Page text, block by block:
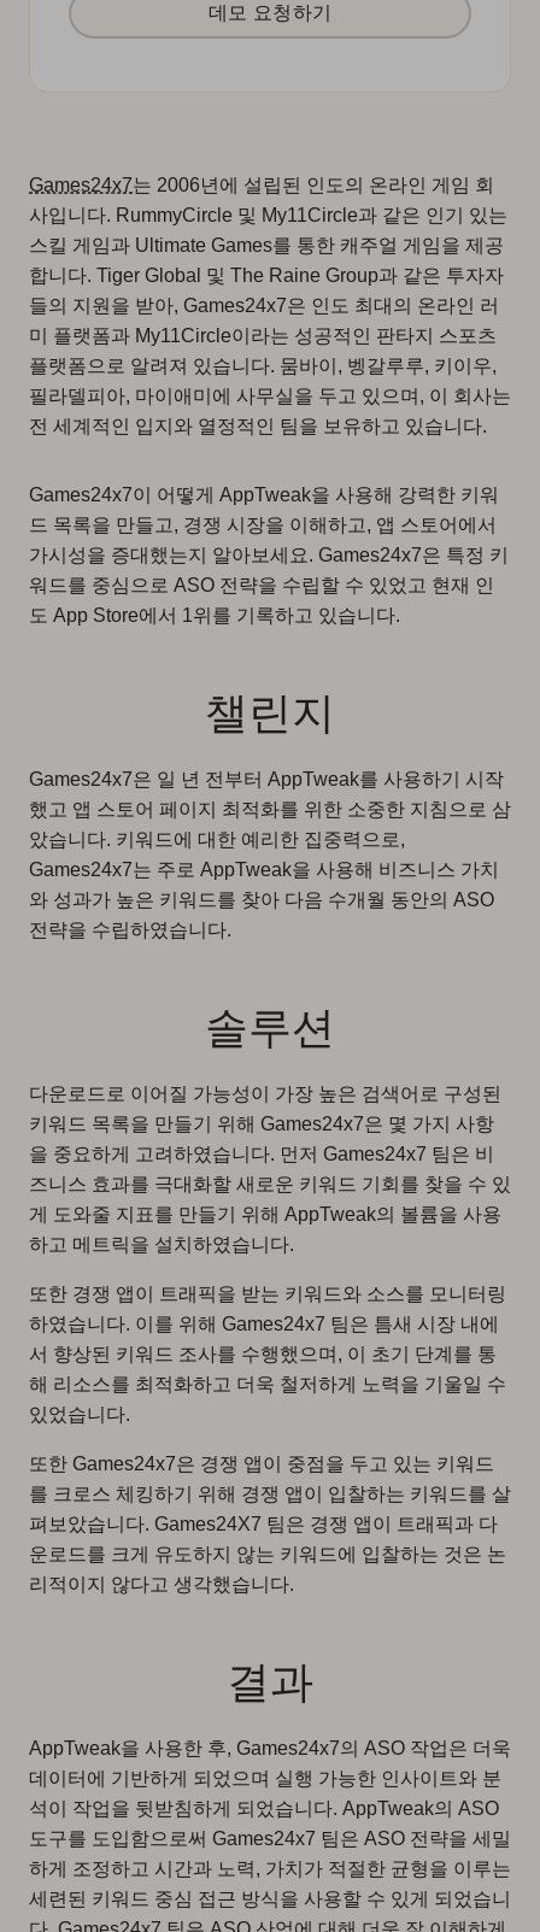
데모 요청하기
Games24x7는 2006년에 설립된 인도의 온라인 게임 회
사입니다. RummyCircle 및 My11Circle과 같은 인기 있는
스킬 게임과 Ultimate Games를 통한 캐주얼 게임을 제공
합니다. Tiger Global 및 The Raine Group과 같은 투자자
들의 지원을 받아, Games24x7은 인도 최대의 온라인 러
미 플랫폼과 My11Circle이라는 성공적인 판타지 스포츠
플랫폼으로 알려져 있습니다. 뭄바이, 벵갈루루, 키이우,
필라델피아, 마이애미에 사무실을 두고 있으며, 이 회사는
전 세계적인 입지와 열정적인 팀을 보유하고 있습니다.
Games24x7이 어떻게 AppTweak을 사용해 강력한 키워
드 목록을 만들고, 경쟁 시장을 이해하고, 앱 스토어에서
가시성을 증대했는지 알아보세요. Games24x7은 특정 키
워드를 중심으로 ASO 전략을 수립할 수 있었고 현재 인
도 App Store에서 1위를 기록하고 있습니다.
챌린지
Games24x7은 일 년 전부터 AppTweak를 사용하기 시작
했고 앱 스토어 페이지 최적화를 위한 소중한 지침으로 삼
았습니다. 키워드에 대한 예리한 집중력으로,
Games24x7는 주로 AppTweak을 사용해 비즈니스 가치
와 성과가 높은 키워드를 찾아 다음 수개월 동안의 ASO
전략을 수립하였습니다.
솔루션
다운로드로 이어질 가능성이 가장 높은 검색어로 구성된
키워드 목록을 만들기 위해 Games24x7은 몇 가지 사항
을 중요하게 고려하였습니다. 먼저 Games24x7 팀은 비
즈니스 효과를 극대화할 새로운 키워드 기회를 찾을 수 있
게 도와줄 지표를 만들기 위해 AppTweak의 볼륨을 사용
하고 메트릭을 설치하였습니다.
또한 경쟁 앱이 트래픽을 받는 키워드와 소스를 모니터링
하였습니다. 이를 위해 Games24x7 팀은 틈새 시장 내에
서 향상된 키워드 조사를 수행했으며, 이 초기 단계를 통
해 리소스를 최적화하고 더욱 철저하게 노력을 기울일 수
있었습니다.
또한 Games24x7은 경쟁 앱이 중점을 두고 있는 키워드
를 크로스 체킹하기 위해 경쟁 앱이 입찰하는 키워드를 살
펴보았습니다. Games24X7 팀은 경쟁 앱이 트래픽과 다
운로드를 크게 유도하지 않는 키워드에 입찰하는 것은 논
리적이지 않다고 생각했습니다.
결과
AppTweak을 사용한 후, Games24x7의 ASO 작업은 더욱
데이터에 기반하게 되었으며 실행 가능한 인사이트와 분
석이 작업을 뒷받침하게 되었습니다. AppTweak의 ASO
도구를 도입함으로써 Games24x7 팀은 ASO 전략을 세밀
하게 조정하고 시간과 노력, 가치가 적절한 균형을 이루는
세련된 키워드 중심 접근 방식을 사용할 수 있게 되었습니